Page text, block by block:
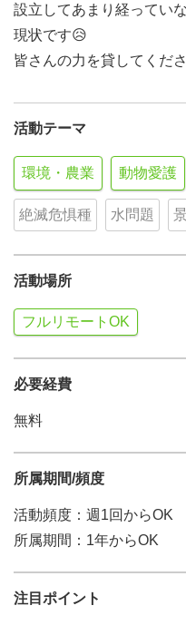
設立してあまり経ってい
現状です😥
皆さんの力を貸してくだ
活動テーマ
環境・農業 動物愛護
絶滅危惧種 水問題
活動場所
フルリモートOK
必要経費
無料
所属期間/頻度
活動頻度：週1回からOK
所属期間：1年からOK
注目ポイント